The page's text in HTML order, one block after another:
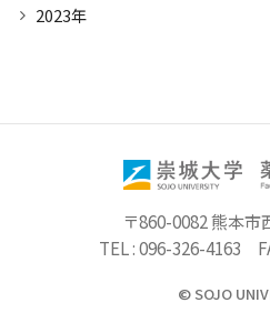
2023年
〒860-0082 熊本
TEL 096-326-4163
© SOJO